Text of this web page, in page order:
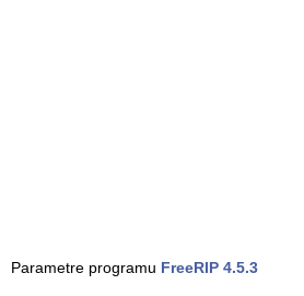
Parametre programu FreeRIP 4.5.3